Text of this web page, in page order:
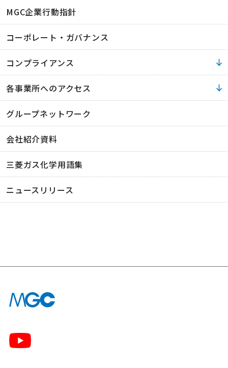
MGC企業行動指針
コーポレート・ガバナンス
コンプライアンス
各事業所へのアクセス
グループネットワーク
会社紹介資料
三菱ガス化学用語集
ニュースリリース